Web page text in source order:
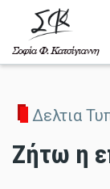
Δελτια
Ζήτω η